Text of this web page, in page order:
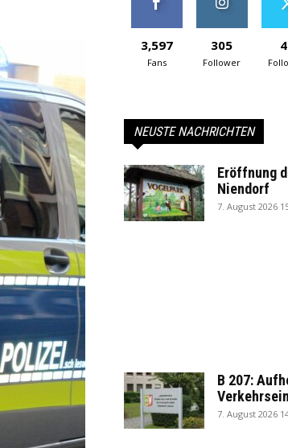
3,597
Fans
305
Follower
NEUSTE NACHRICHTEN
Eröffnung
Niendorf
7. August 2026
B 207:
7. August 2026